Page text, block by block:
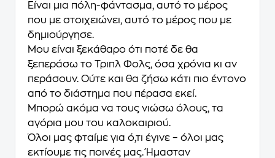
Είναι μια πόλη-φάντασμα, αυτό το μέρος
που με στοιχειώνει, αυτό το μέρος που με
δημιούργησε.
Μου είναι ξεκάθαρο ότι ποτέ δε θα
ξεπεράσω το Τριπλ Φολς, όσα χρόνια κι αν
περάσουν. Ούτε και θα ζήσω κάτι πιο έντονο
από το διάστημα που πέρασα εκεί.
Μπορώ ακόμα να τους νιώσω όλους, τα
αγόρια μου του καλοκαιριού.
Όλοι μας φταίμε για ό,τι έγινε – όλοι μας
εκτίουμε τις ποινές μας. Ήμασταν